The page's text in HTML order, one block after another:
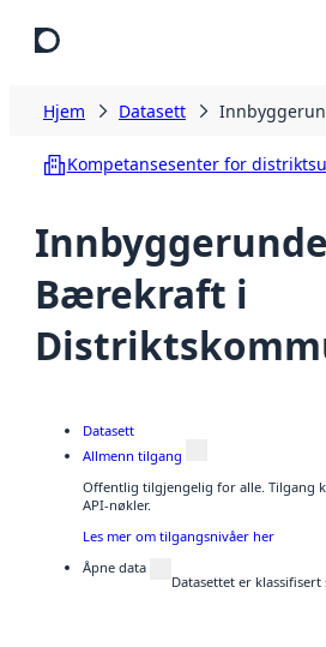
Hjem Datasett
Kompetansesenter for
Bærekraft i
Datasett
Allmenn tilgang
Offentlig tilgjengelig for alle. Tilgang
API-nøkler.
Les mer om tilgangsnivåer her
Åpne data
Datasettet er